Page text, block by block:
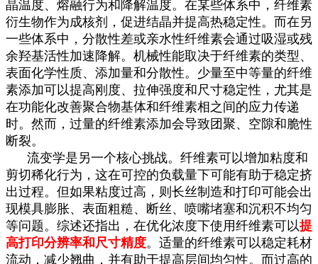
晶温度、熔融行为和降解温度。在某些体系中，纤维素
衍生物作为成核剂，促进结晶并提高热稳定性。而在另
一些体系中，分散性差或亲水性纤维素会通过吸湿或残
余羟基活性加速降解。机械性能取决于纤维素的类型、
表面化学性质、添加量和分散性。少量至中等量的纤维
素添加可以提高刚度、拉伸强度和尺寸稳定性，尤其是
在功能化改善聚合物基体和纤维素相之间的应力传递
时。然而，过量的纤维素添加会导致团聚、空隙和脆性
断裂。
流变学是另一个核心挑战。纤维素可以增加粘度和
剪切稀化行为，这在可控的负载量下可能有助于稳定挤
出过程。但如果粘度过高，则长丝制造和打印可能会出
现模具膨胀、表面粗糙、断丝、喷嘴堵塞和沉积不均匀
等问题。综述还指出，在优化浓度下使用纤维素可以提
高打印分辨率和尺寸精度。适量的纤维素可以稳定耗材
流动，减少翘曲，并有助于提高层间均匀性。而过高的